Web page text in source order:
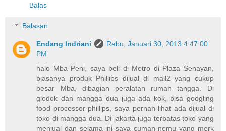
Balas
Balasan
Endang Indriani
Rabu, Januari 30, 2013 4:47:00
PM
halo Mba Peni, saya beli di Metro di Plaza Senayan,
biasanya produk Phillips dijual di mall2 yang cukup
besar Mba, dibagian peralatan rumah tangga. Di
glodok dan mangga dua juga ada kok, bisa googling
food processor phillips, saya pernah lihat ada dijual di
toko di mangga dua. Di jakarta juga terbatas toko yang
menjual dan selama ini saya cuman nemu yang merk